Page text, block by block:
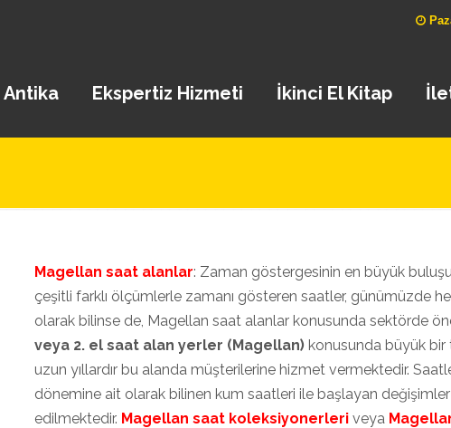
Antika Ekspertiz Hizmeti İkinci El Kitap
Magellan saat alanlar: Zaman göstergesinin en büyük
çeşitli farklı ölçümlerle zamanı gösteren saatler, günümüzde
olarak bilinse de, Magellan saat alanlar konusunda sektörde
veya 2. el saat alan yerler (Magellan) konusunda büyük bir
uzun yıllardır bu alanda müşterilerine hizmet vermektedir.
dönemine ait olarak bilinen kum saatleri ile başlayan
edilmektedir. Magellan saat koleksiyonerleri veya